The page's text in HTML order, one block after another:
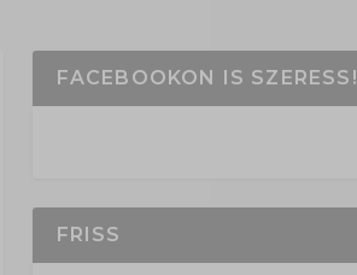
FACEBOOKON IS SZERESS!
FRISS